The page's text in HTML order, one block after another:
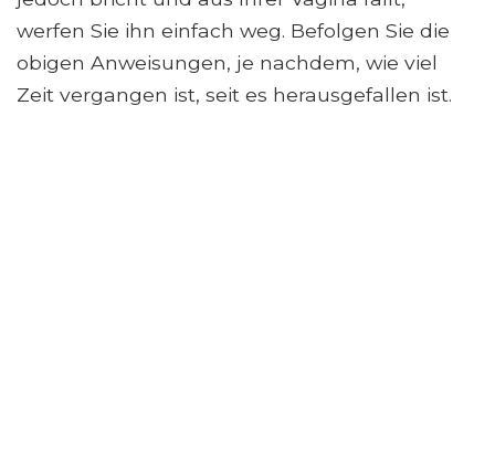
werfen Sie ihn einfach weg. Befolgen Sie die
obigen Anweisungen, je nachdem, wie viel
Zeit vergangen ist, seit es herausgefallen ist.